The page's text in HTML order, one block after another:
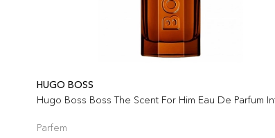
HUGO BOSS
Hugo Boss Boss The Scent For Him Eau De Parfum
Parfem